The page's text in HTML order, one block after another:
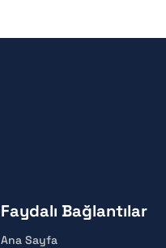
Faydalı Bağlantılar
Ana Sayfa